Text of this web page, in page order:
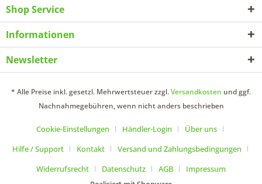
Shop Service
Informationen
Newsletter
* Alle Preise inkl. gesetzl. Mehrwertsteuer zzgl.Versandkosten und ggf.
Nachnahmegebühren, wenn nicht anders beschrieben
Cookie-Einstellungen Händler-Login
Über uns
Hilfe / Support
Kontakt
Versand und Zahlungsbedingungen
Widerrufsrecht
Datenschutz AGB
Impressum